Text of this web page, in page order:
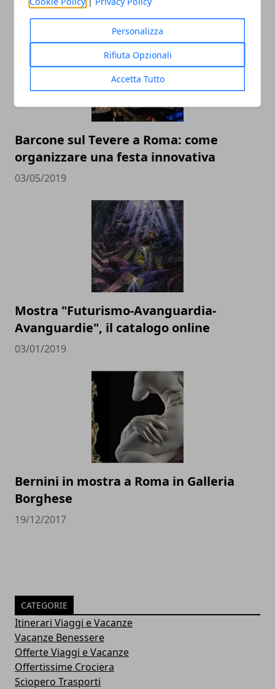
Personalizza
Rifiuta Opzionali
Accetta Tutto
ARTICOLI CORRELATI
Barcone sul Tevere a Roma: come
organizzare una festa innovativa
03/05/2019
Mostra "Futurismo-Avanguardia-
Avanguardie", il catalogo online
03/01/2019
Bernini in mostra a Roma in Galleria
Borghese
19/12/2017
CATEGORIE
Itinerari Viaggi e Vacanze
Vacanze Benessere
Offerte Viaggi e Vacanze
Offertissime Crociera
Sciopero Trasporti